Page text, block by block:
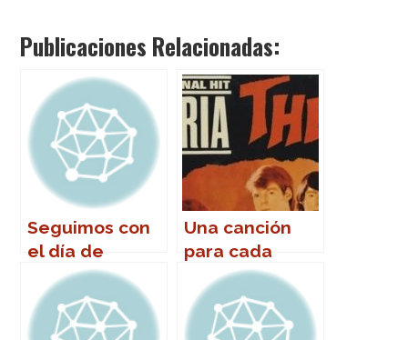
Publicaciones Relacionadas:
Seguimos con
el día de
Andalucía
Una canción
para cada
nombre (de
mujer)